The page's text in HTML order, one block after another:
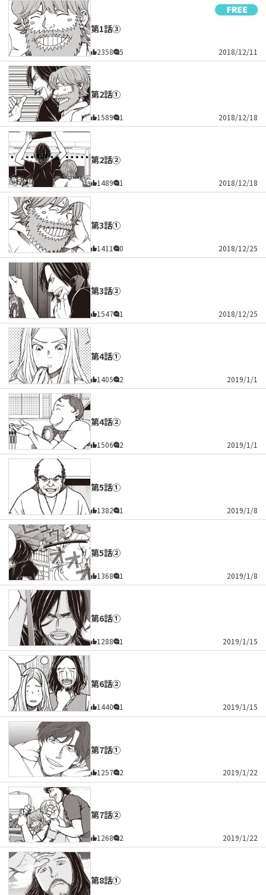
第1話③
2358 5 2018/12/11
第2話①
1589 1 2018/12/18
第2話②
1489 1 2018/12/18
第3話①
1411 0 2018/12/25
第3話②
1547 1 2018/12/25
第4話①
1405 2 2019/1/1
第4話②
1506 2 2019/1/1
第5話①
1382 1 2019/1/8
第5話②
1368 1 2019/1/8
第6話①
1288 1 2019/1/15
第6話②
1440 1 2019/1/15
第7話①
1257 2 2019/1/22
第7話②
1268 2 2019/1/22
第8話①